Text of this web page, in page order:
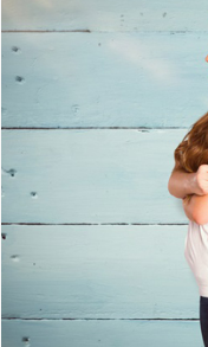
0906 645 777
Tổng biên tập: Nguyễn
Phó tổng biên tập
Phó tổng biên tập:
Phó tổng biên tập:
Tổng thư ký tòa soạn:
Giấy phép xuất bản số
© 2003-2026 Bản
chép dưới mọi hình
bản. Phát triển bởi ePi